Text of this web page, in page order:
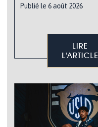
Publié le 6 août 2026
LIRE
L'ARTICLE